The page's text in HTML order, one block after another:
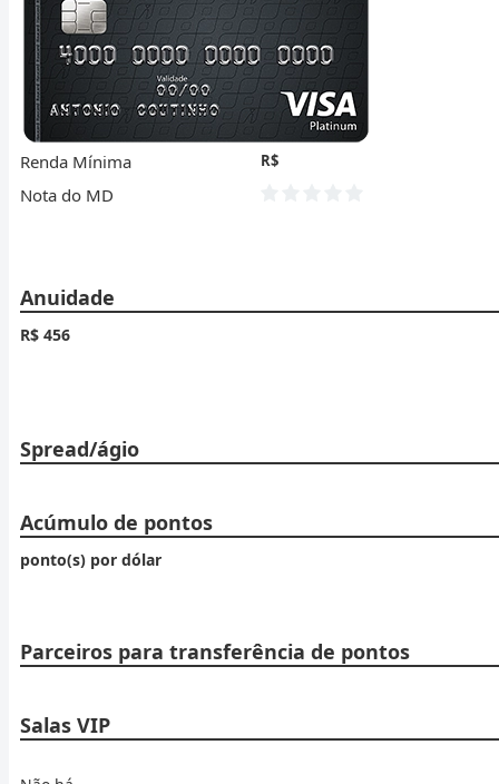
Renda Mínima R$
Nota do MD
Anuidade
R$ 456
Spread/ágio
Acúmulo de pontos
ponto(s) por dólar
Parceiros para transferência de pontos
Salas VIP